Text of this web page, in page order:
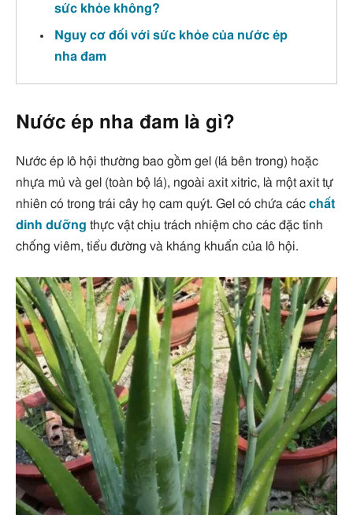
sức khỏe không?
Nguy cơ đối với sức khỏe của nước ép
nha đam
Nước ép nha đam là gì?
Nước ép lô hội thường bao gồm gel (lá bên trong) hoặc
nhựa mủ và gel (toàn bộ lá), ngoài axit xitric, là một axit tự
nhiên có trong trái cây họ cam quýt. Gel có chứa các chất
dinh dưỡng thực vật chịu trách nhiệm cho các đặc tính
chống viêm, tiểu đường và kháng khuẩn của lô hội.